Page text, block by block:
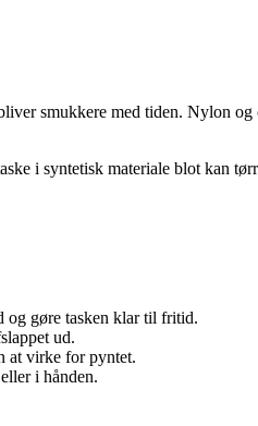
smukkere med tiden. Nylon og
i syntetisk materiale blot kan
og gøre tasken klar til fritid.
ud.
at virke for pyntet.
i hånden.